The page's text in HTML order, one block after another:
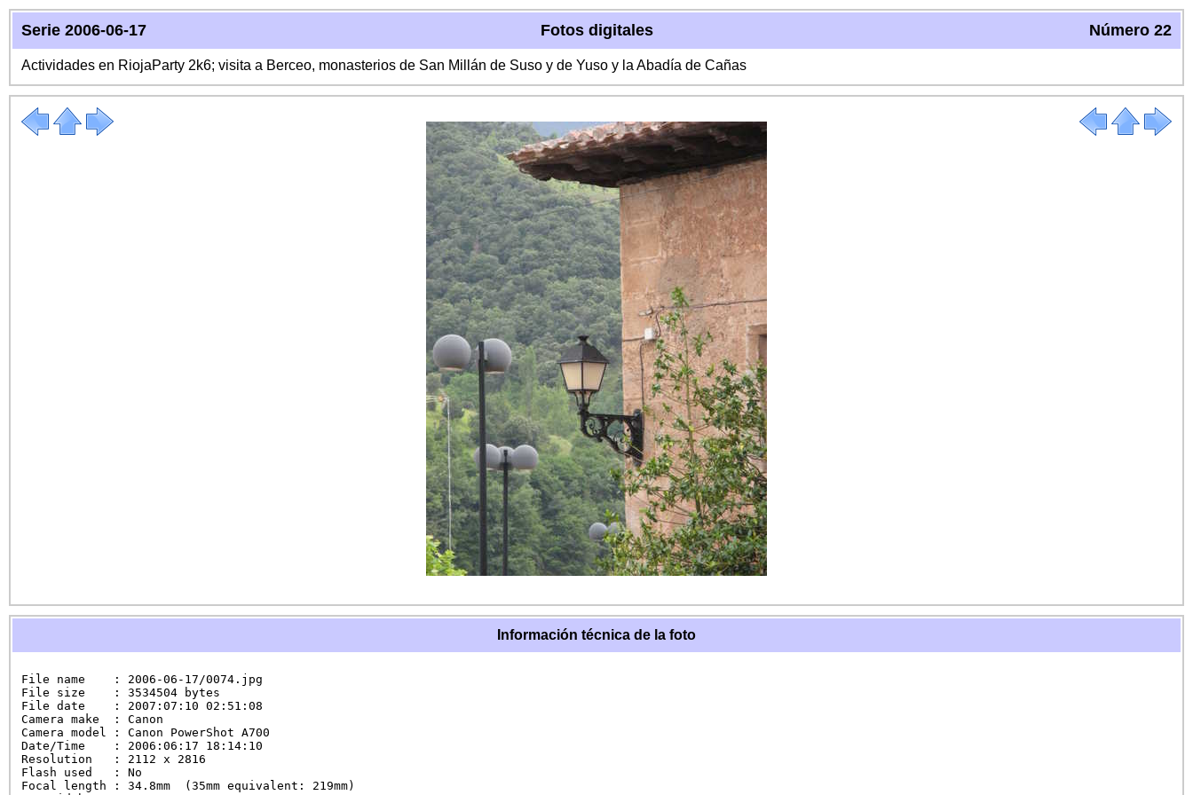
Serie 2006-06-17 Número 22
Fotos digitales
Actividades en RiojaParty 2k6; visita a Berceo, monasterios de San Millán de Suso y de Yuso y la Abadía de Cañas
Información técnica de la foto
File name    : 2006-06-17/0074.jpg
File size    : 3534504 bytes
File date    : 2007:07:10 02:51:08
Camera make  : Canon
Camera model : Canon PowerShot A700
Date/Time    : 2006:06:17 18:14:10
Resolution   : 2112 x 2816
Flash used   : No
Focal length : 34.8mm  (35mm equivalent: 219mm)